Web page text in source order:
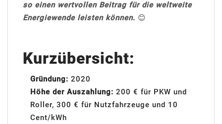
so einen wertvollen Beitrag für die weltweite
Energiewende leisten können. 😊
Kurzübersicht:
Gründung: 2020
Höhe der Auszahlung: 200 € für PKW und
Roller, 300 € für Nutzfahrzeuge und 10
Cent/kWh